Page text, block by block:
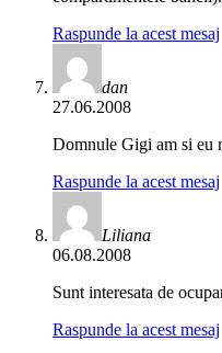
Raspunde la acest mesaj
dan
27.06.2008
Domnule Gigi am si eu
Raspunde la acest mesaj
Liliana
06.08.2008
Sunt interesata de
Raspunde la acest mesaj